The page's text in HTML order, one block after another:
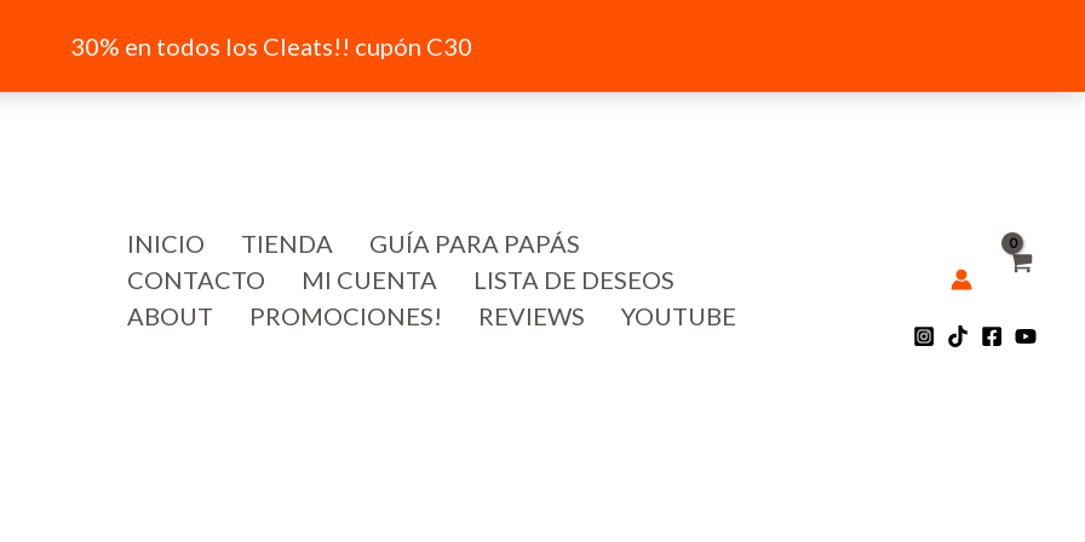
30% en todos los Cleats!! cupón C30
INICIO
TIENDA
GUÍA PARA PAPÁS
CONTACTO
MI CUENTA
LISTA DE DESEOS
ABOUT
PROMOCIONES! REVIEWS YOUTUBE